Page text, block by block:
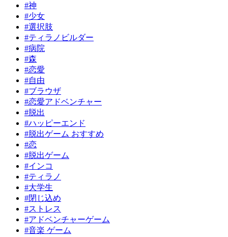
#神
#少女
#選択肢
#ティラノビルダー
#病院
#森
#恋愛
#自由
#ブラウザ
#恋愛アドベンチャー
#脱出
#ハッピーエンド
#脱出ゲーム おすすめ
#恋
#脱出ゲーム
#インコ
#ティラノ
#大学生
#閉じ込め
#ストレス
#アドベンチャーゲーム
#音楽 ゲーム